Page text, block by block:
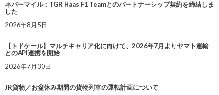
ネバーマイル：TGR Haas F1 Teamとのパートナーシップ契約を締結しま
した
2026年8月5日
【トドケール】マルチキャリア化に向けて、2026年7月よりヤマト運輸
とのAPI連携を開始
2026年7月30日
JR貨物／お盆休み期間の貨物列車の運転計画について